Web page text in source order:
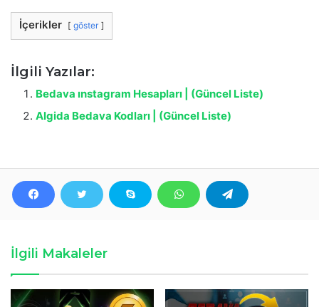
İçerikler göster
İlgili Yazılar:
Bedava ınstagram Hesapları | (Güncel Liste)
Algida Bedava Kodları | (Güncel Liste)
İlgili Makaleler